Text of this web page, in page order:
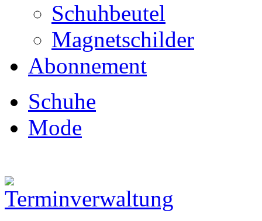
Schuhbeutel
Magnetschilder
Abonnement
Schuhe
Mode